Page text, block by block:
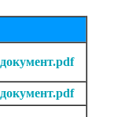
документ.pdf
документ.pdf